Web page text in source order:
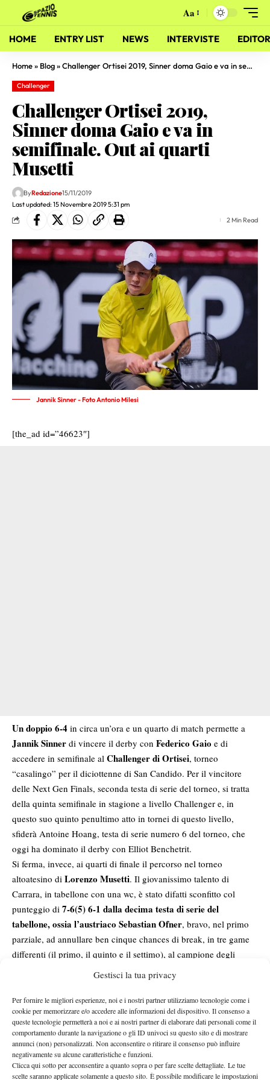
Gestisci la tua privacy
Per fornire le migliori esperienze, noi e i nostri partner utilizziamo tecnologie come i
cookie per memorizzare e/o accedere alle informazioni del dispositivo. Il consenso a
queste tecnologie permetterà a noi e ai nostri partner di elaborare dati personali come il
comportamento durante la navigazione o gli ID univoci su questo sito e di mostrare
annunci (non) personalizzati. Non acconsentire o ritirare il consenso può influire
negativamente su alcune caratteristiche e funzioni.
Clicca qui sotto per acconsentire a quanto sopra o per fare scelte dettagliate. Le tue
scelte saranno applicate solamente a questo sito. È possibile modificare le impostazioni
Aa
HOME ENTRY LIST NEWS INTERVISTE
Home» Blog»Challenger Ortisei 2019, Sinner doma Gaio e va in semifinale. Out ai quarti Musetti
Challenger
Challenger Ortisei 2019,
Sinner doma Gaio e va in
semifinale. Out ai quarti
Musetti
Last updated: 15 Novembre 2019 5:31 pm
ByRedazione15/11/2019
2 Min Read
Jannik Sinner - Foto Antonio Milesi
[the_ad id=”46623″]
Un doppio 6-4 in circa un’ora e un quarto di match permette a
Jannik Sinner di vincere il derby con Federico Gaio e di
accedere in semifinale al Challenger di Ortisei, torneo
“casalingo” per il diciottenne di San Candido. Per il vincitore
delle Next Gen Finals, seconda testa di serie del torneo, si tratta
della quinta semifinale in stagione a livello Challenger e, in
questo suo quinto penultimo atto in tornei di questo livello,
sfiderà Antoine Hoang, testa di serie numero 6 del torneo, che
oggi ha dominato il derby con Elliot Benchetrit.
Si ferma, invece, ai quarti di finale il percorso nel torneo
altoatesino di Lorenzo Musetti. Il giovanissimo talento di
Carrara, in tabellone con una wc, è stato difatti sconfitto col
punteggio di 7-6(5) 6-1 dalla decima testa di serie del
tabellone, ossia l’austriaco Sebastian Ofner, bravo, nel primo
parziale, ad annullare ben cinque chances di break, in tre game
differenti (il primo, il quinto e il settimo), al campione degli
Australian Open JR e ad approdare al tie-break. In quest’ultimo il
23enne di Bruck an Der Mur è riuscito a prevalere col punteggio
di 7-5 e, da quel momento, il match è completamente cambiato.
Nel secondo parziale, infatti, c’è stato un assoluto dominio di
Ofner, che ha perso appena quattro punti in quattro game di
servizio ed ha breakkato ben due volte il 17enne toscano, nel
primo e nel quinto gioco. Grazie a questo successo il tennista
austriaco raggiunge la sua terza semifinale in stagione a livello